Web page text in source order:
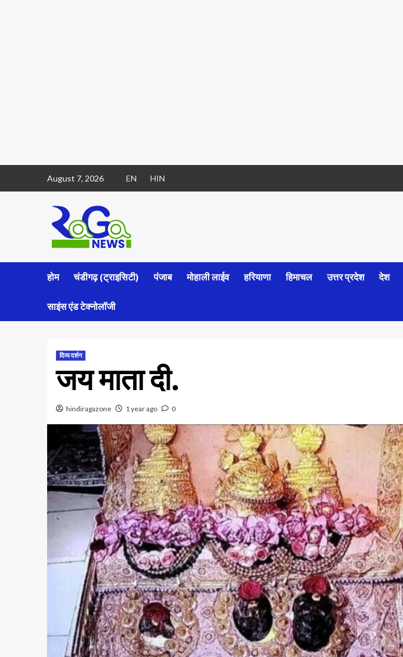
August 7, 2026 EN HIN
होम चंडीगढ़ (ट्राइसिटी) पंजाब मोहाली लाईव हरियाणा हिमाचल उत्तर प्रदेश देश
साइंस एंड टेक्नोलॉजी
दिव्य दर्शन
जय माता दी.
hindiragazone 1 year ago 0